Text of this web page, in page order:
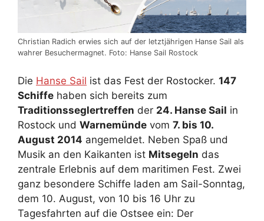
Christian Radich erwies sich auf der letztjährigen Hanse Sail als
wahrer Besuchermagnet. Foto: Hanse Sail Rostock
Die Hanse Sail ist das Fest der Rostocker. 147
Schiffe haben sich bereits zum
Traditionsseglertreffen der 24. Hanse Sail in
Rostock und Warnemünde vom 7. bis 10.
August 2014 angemeldet. Neben Spaß und
Musik an den Kaikanten ist Mitsegeln das
zentrale Erlebnis auf dem maritimen Fest. Zwei
ganz besondere Schiffe laden am Sail-Sonntag,
dem 10. August, von 10 bis 16 Uhr zu
Tagesfahrten auf die Ostsee ein: Der